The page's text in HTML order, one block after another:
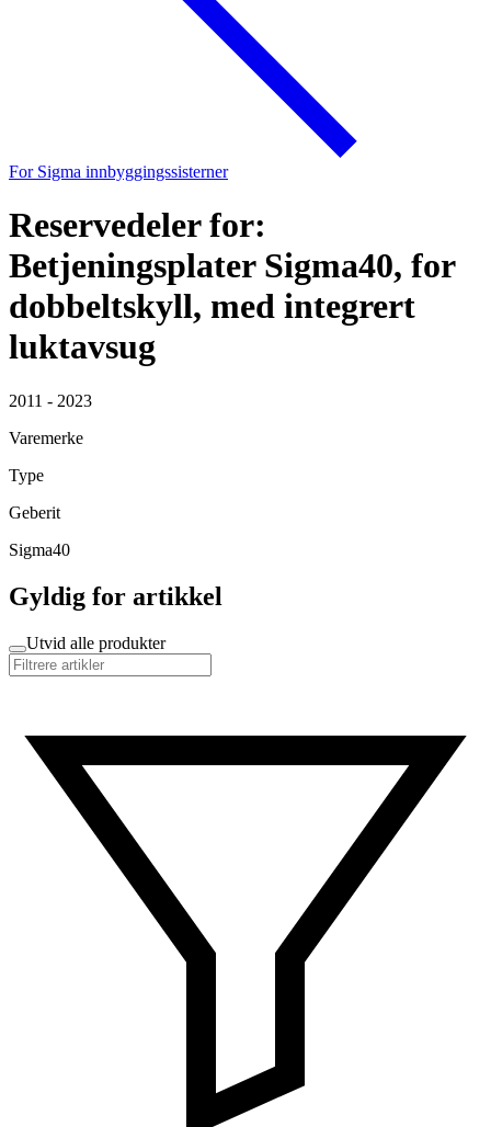
For Sigma innbyggingssisterner
Reservedeler for:
Betjeningsplater Sigma40, for
dobbeltskyll, med integrert
luktavsug
2011 - 2023
Varemerke
Type
Geberit
Sigma40
Gyldig for artikkel
Utvid alle produkter